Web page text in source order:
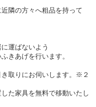
隣の方々へ粗品を持って
運ばないよう
あげを行います。
取りにお伺いします。※２
た家具を無料で移動いたし